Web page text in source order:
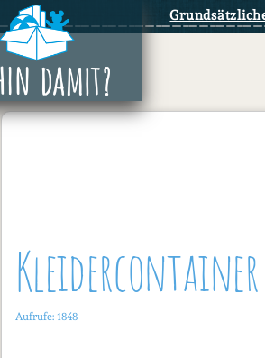
Aufrufe: 1848